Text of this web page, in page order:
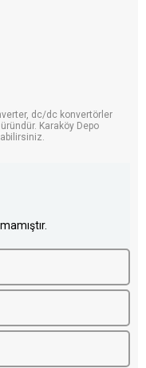
dc/dc konvertörler
Karaköy Depo